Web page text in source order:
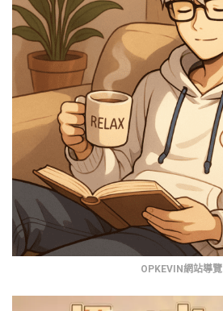
OPKEVIN網站導覽